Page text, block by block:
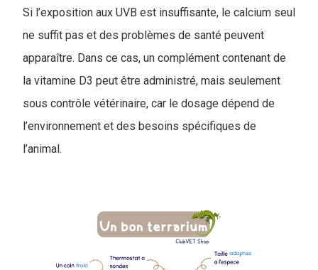
Si l’exposition aux UVB est insuffisante, le calcium seul
ne suffit pas et des problèmes de santé peuvent
apparaître. Dans ce cas, un complément contenant de
la vitamine D3 peut être administré, mais seulement
sous contrôle vétérinaire, car le dosage dépend de
l’environnement et des besoins spécifiques de
l’animal.